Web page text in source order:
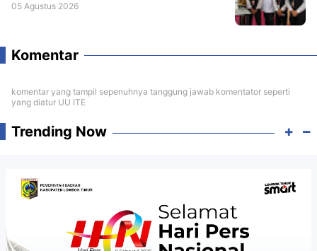
05 Agustus 2026
Komentar
komentar yang tampil sepenuhnya tanggung jawab komentator seperti
yang diatur UU ITE
Trending Now